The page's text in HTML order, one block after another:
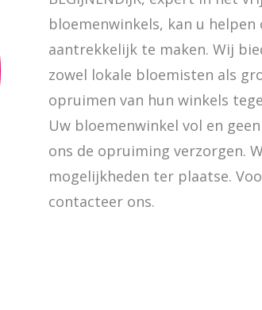
bloemenwinkels, kan u
aantrekkelijk te maken. Wij
zowel lokale bloemisten als
opruimen van hun winkels
Uw bloemenwinkel vol en
ons de opruiming verzorgen.
mogelijkheden ter plaatse.
contacteer ons.